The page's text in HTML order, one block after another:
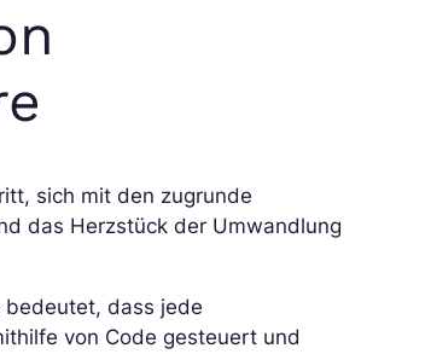
sich mit den zugrunde
das Herzstück der Umwandlung
bedeutet, dass jede
von Code gesteuert und